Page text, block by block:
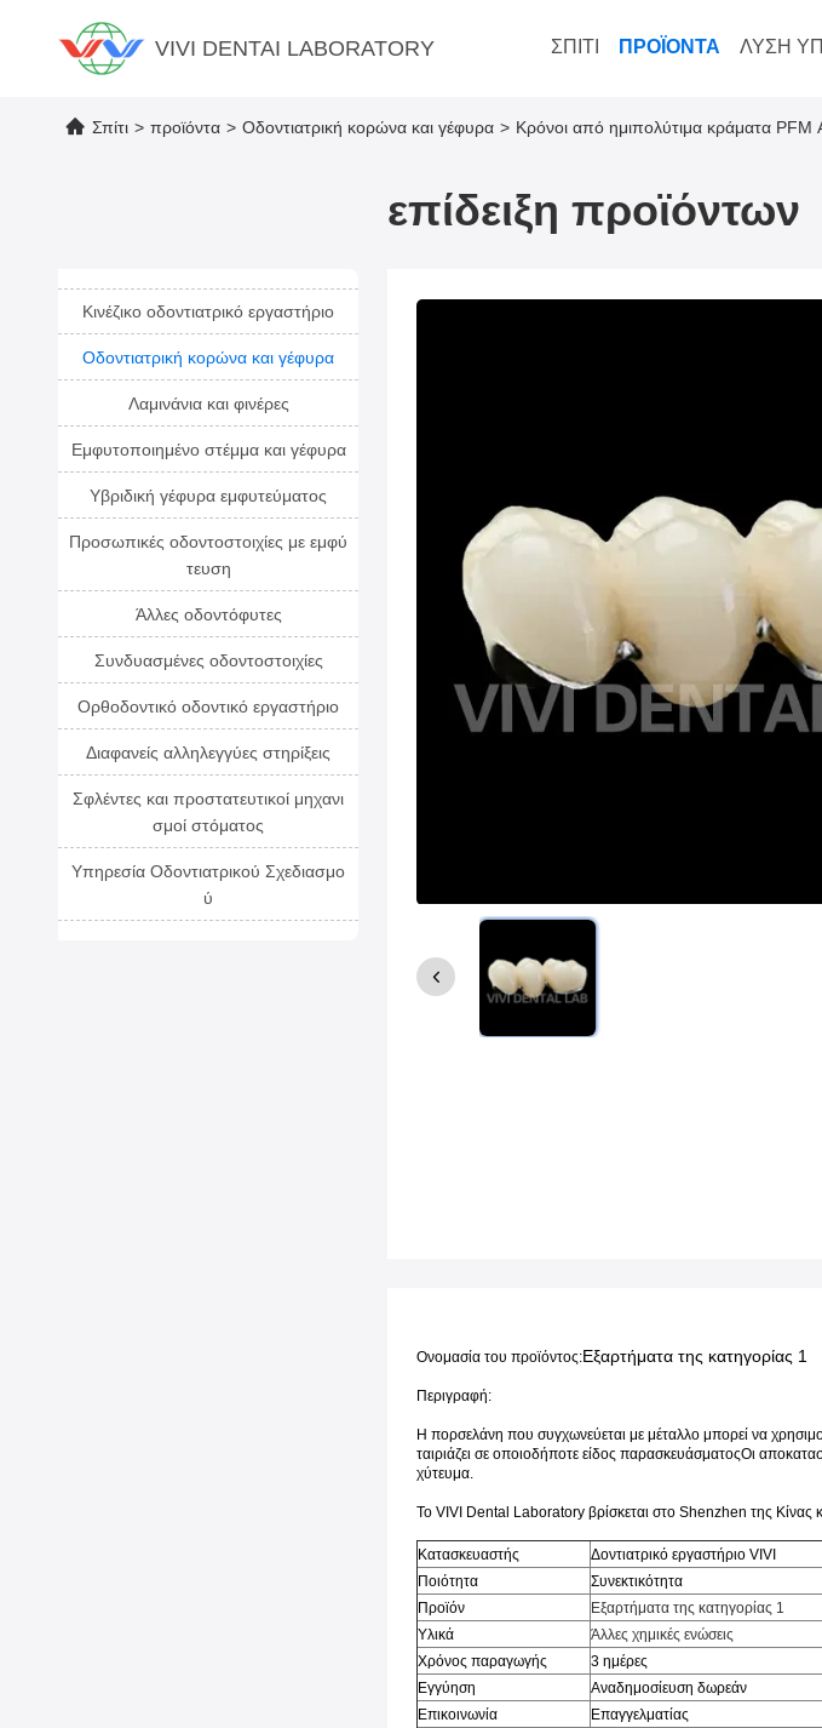
VIVI DENTAI LABORATORY ΣΠΊΤΙ ΠΡΟΪΌΝΤΑ ΛΎΣΗ
Σπίτι > προϊόντα > Οδοντιατρική κορώνα και γέφυρα > Κρόνοι από ημιπολύτιμα κράματα PFM
επίδειξη προϊόντων
Κινέζικο οδοντιατρικό εργαστήριο
Οδοντιατρική κορώνα και γέφυρα
Λαμινάνια και φινέρες
Εμφυτοποιημένο στέμμα και γέφυρα
Υβριδική γέφυρα εμφυτεύματος
Προσωπικές οδοντοστοιχίες με εμφύ
τευση
Άλλες οδοντόφυτες
Συνδυασμένες οδοντοστοιχίες
Ορθοδοντικό οδοντικό εργαστήριο
Διαφανείς αλληλεγγύες στηρίξεις
Σφλέντες και προστατευτικοί μηχανι
σμοί στόματος
Υπηρεσία Οδοντιατρικού Σχεδιασμο
ύ
Ονομασία του προϊόντος:Εξαρτήματα της κατηγορίας 1
Περιγραφή:
Η πορσελάνη που συγχωνεύεται με μέταλλο μπορεί να
ταιριάζει σε οποιοδήποτε είδος παρασκευάσματοςΟι
χύτευμα.
Το VIVI Dental Laboratory βρίσκεται στο Shenzhen της Κίνας
Κατασκευαστής
Δοντιατρικό εργαστήριο VIVI
Ποιότητα
Συνεκτικότητα
Προϊόν
Εξαρτήματα της κατηγορίας 1
Υλικά
Άλλες χημικές ενώσεις
Χρόνος παραγωγής
3 ημέρες
Εγγύηση
Αναδημοσίευση δωρεάν
Επικοινωνία
Επαγγελματίας